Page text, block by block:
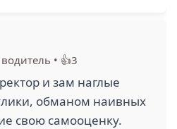
водитель • 👍3
и зам наглые
обманом наивных
свою самооценку.